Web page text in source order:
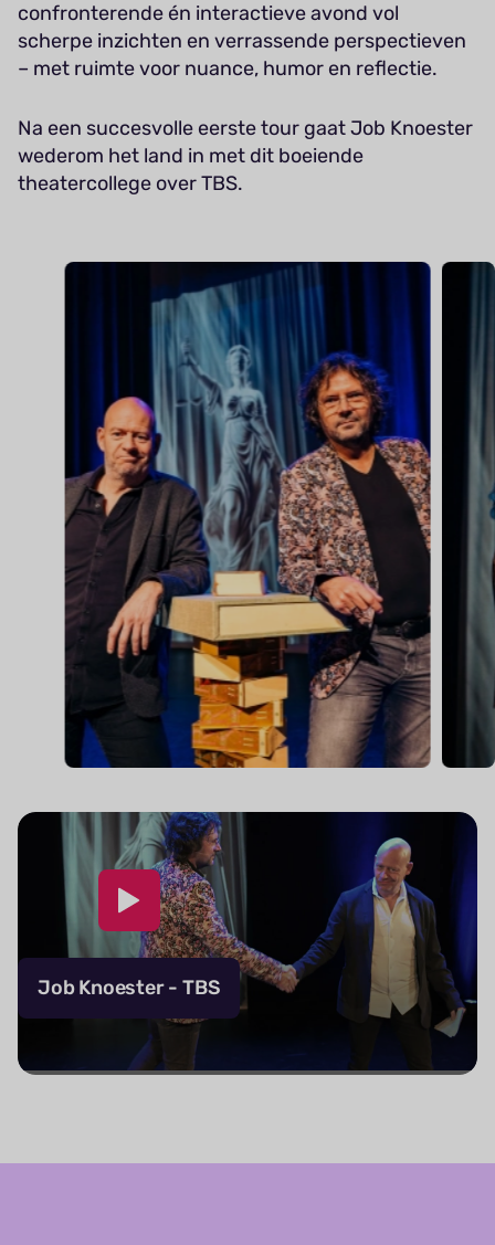
confronterende én interactieve avond vol
scherpe inzichten en verrassende perspectieven
– met ruimte voor nuance, humor en reflectie.
Na een succesvolle eerste tour gaat Job Knoester
wederom het land in met dit boeiende
theatercollege over TBS.
Job Knoester - TBS